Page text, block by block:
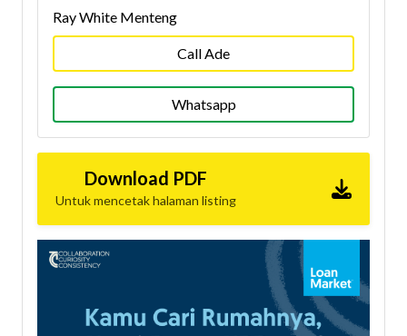
Ray White Menteng
Call Ade
Whatsapp
Download PDF
Untuk mencetak halaman listing